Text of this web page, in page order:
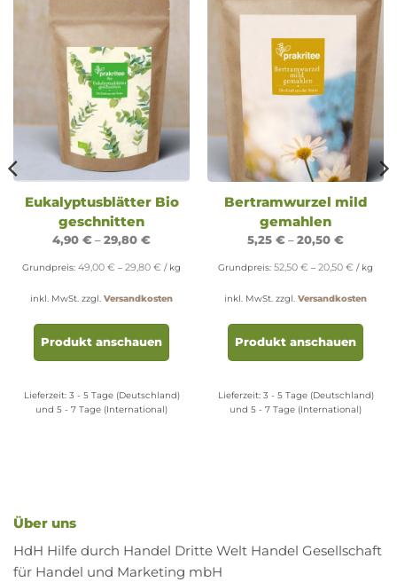
Eukalyptusblätter Bio
geschnitten
4,90 €–29,80 €
Grundpreis: 49,00 € – 29,80 € / kg
inkl. MwSt. zzgl. Versandkosten
Produkt anschauen
weist
Varianten
werden
Lieferzeit: 3 - 5 Tage (Deutschland)
und 5 - 7 Tage (International)
Bertramwurzel mild
gemahlen
5,25 €–20,50 €
Grundpreis: 52,50 € – 20,50 € / kg
inkl. MwSt. zzgl. Versandkosten
Produkt anschauen
weist
Lieferzeit: 3 - 5 Tage (Deutschland)
und 5 - 7 Tage (International)
Über uns
HdH Hilfe durch Handel Dritte Welt Handel Gesellschaft
für Handel und Marketing mbH